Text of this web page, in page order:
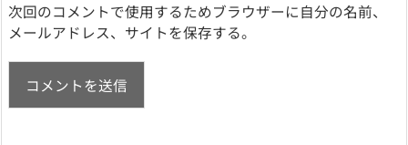
次回のコメントで使用するためブラウザーに自分の名前、
メールアドレス、サイトを保存する。